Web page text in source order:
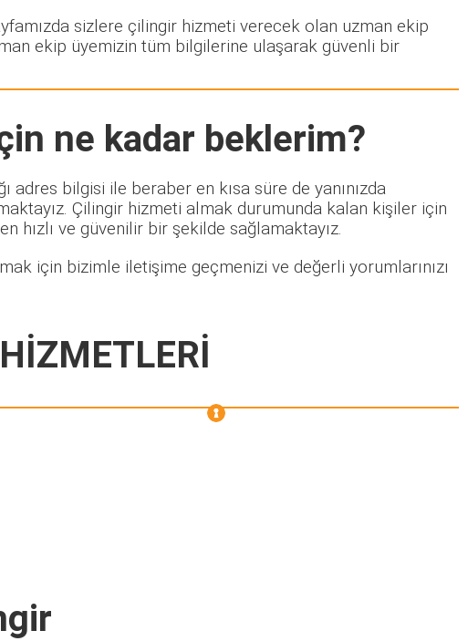
sizlere çilingir hizmeti verecek olan uzman ekip
ekip üyemizin tüm bilgilerine ulaşarak güvenli bir
ne kadar beklerim?
adres bilgisi ile beraber en kısa süre de yanınızda
Çilingir hizmeti almak durumunda kalan kişiler için
hızlı ve güvenilir bir şekilde sağlamaktayız.
için bizimle iletişime geçmenizi ve değerli yorumlarınızı